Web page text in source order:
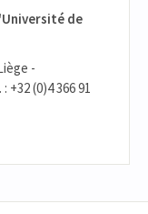
de
-
: +32 (0)4 366 91